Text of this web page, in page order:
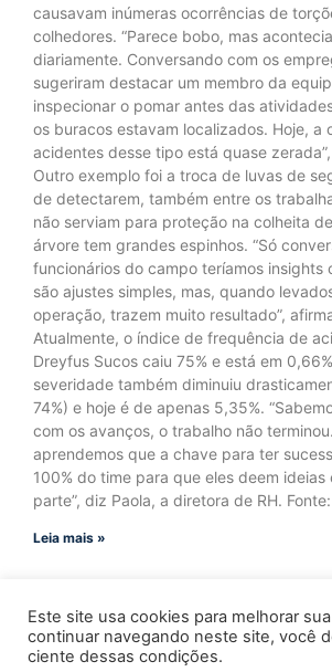
causavam inúmeras ocorrências de
colhedores. “Parece bobo, mas
diariamente. Conversando com os
sugeriram destacar um membro da
inspecionar o pomar antes das
os buracos estavam localizados. Hoje, a
acidentes desse tipo está quase
Outro exemplo foi a troca de luvas de
de detectarem, também entre os
não serviam para proteção na colheita
árvore tem grandes espinhos. “Só
funcionários do campo teríamos insights
são ajustes simples, mas, quando
operação, trazem muito resultado”,
Atualmente, o índice de frequência de
Dreyfus Sucos caiu 75% e está em
severidade também diminuiu
74%) e hoje é de apenas 5,35%.
com os avanços, o trabalho não
aprendemos que a chave para ter
100% do time para que eles deem ideias
parte”, diz Paola, a diretora de RH.
Leia mais »
Este site usa cookies para melhorar
continuar navegando neste site, você
ciente dessas condições.